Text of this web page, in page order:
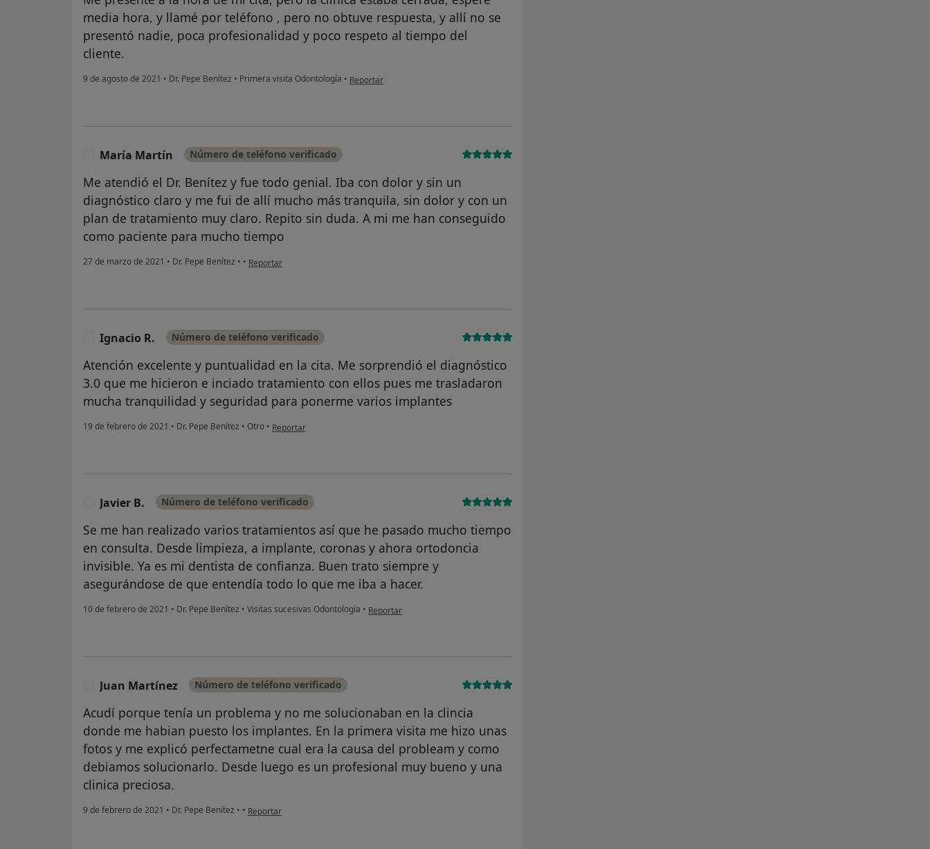
media hora, y llamé por teléfono , pero no obtuve respuesta, y allí no se
presentó nadie, poca profesionalidad y poco respeto al tiempo del
cliente.
9 de agosto de 2021 • Dr. Pepe Benítez • Primera visita Odontología • en opinión del usuario Isabel
Reportar
María Martín Número de teléfono verificado
Me atendió el Dr. Benítez y fue todo genial. Iba con dolor y sin un
diagnóstico claro y me fui de allí mucho más tranquila, sin dolor y con un
plan de tratamiento muy claro. Repito sin duda. A mi me han conseguido
como paciente para mucho tiempo
27 de marzo de 2021 • Dr. Pepe Benítez • • en opinión del usuario María Martín
Reportar
Ignacio R. Número de teléfono verificado
Atención excelente y puntualidad en la cita. Me sorprendió el diagnóstico
3.0 que me hicieron e inciado tratamiento con ellos pues me trasladaron
mucha tranquilidad y seguridad para ponerme varios implantes
19 de febrero de 2021 • Dr. Pepe Benítez • Otro • en opinión del usuario Ignacio R.
Reportar
Javier B. Número de teléfono verificado
Se me han realizado varios tratamientos así que he pasado mucho tiempo
en consulta. Desde limpieza, a implante, coronas y ahora ortodoncia
invisible. Ya es mi dentista de confianza. Buen trato siempre y
asegurándose de que entendía todo lo que me iba a hacer.
10 de febrero de 2021 • Dr. Pepe Benítez • Visitas sucesivas Odontología • en opinión del usuario Javier B.
Reportar
Juan Martínez Número de teléfono verificado
Acudí porque tenía un problema y no me solucionaban en la clincia
donde me habian puesto los implantes. En la primera visita me hizo unas
fotos y me explicó perfectametne cual era la causa del probleam y como
debiamos solucionarlo. Desde luego es un profesional muy bueno y una
clinica preciosa.
9 de febrero de 2021 • Dr. Pepe Benítez • • en opinión del usuario Juan Martínez
Reportar